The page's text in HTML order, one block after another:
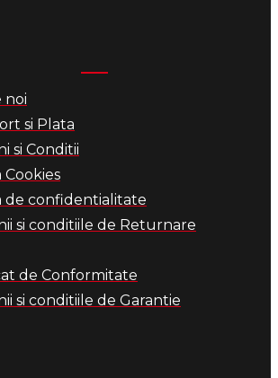
noi
si Plata
si Conditii
Cookies
de confidentialitate
si conditiile de Returnare
de Conformitate
si conditiile de Garantie